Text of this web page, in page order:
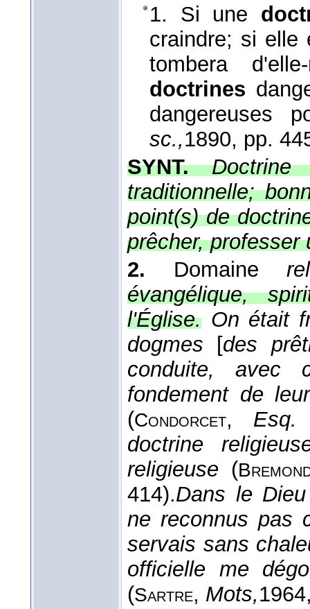
1. Si une
craindre; si
tombera
doctrines
dangereuses
sc.,1890, pp.
SYNT.Doctrine
traditionnelle;
point(s) de
prêcher, professer
2. Domaine
évangélique,
l'Église. On était
dogmes [des
conduite, avec
fondement de
(Condorcet,
doctrine
religieuse (
414).Dans le
ne reconnus pas
servais sans
officielle me
(Sartre, Mots,1964